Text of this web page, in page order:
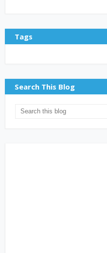
Tags
Search This Blog